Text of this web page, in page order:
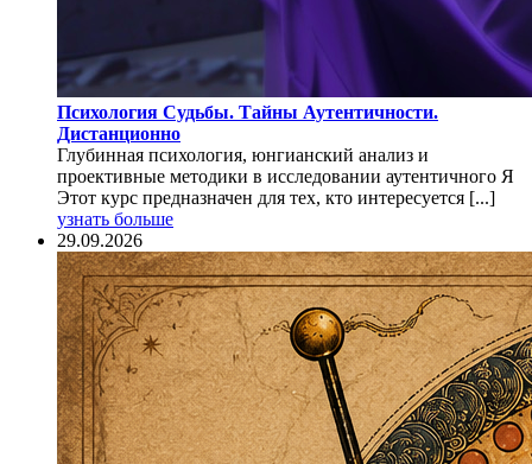
Психология Судьбы. Тайны Аутентичности.
Дистанционно
Глубинная психология, юнгианский анализ и
проективные методики в исследовании аутентичного Я
Этот курс предназначен для тех, кто интересуется [...]
узнать больше
29.09.2026